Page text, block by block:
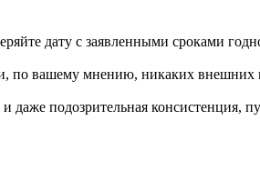
дату с заявленными сроками
по вашему мнению, никаких
подозрительная консистенция,